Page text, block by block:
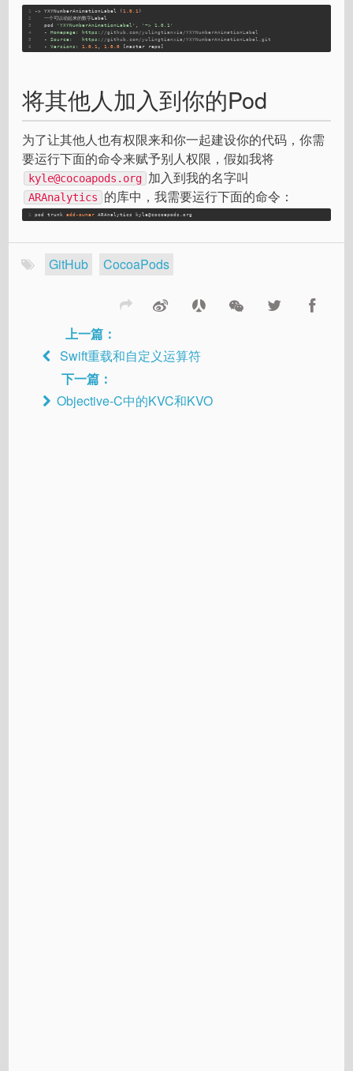
1
2
3
4
5
6
-> YXYNumberAnimationLabel (1.0 .1 )
   一个可以动起来的数字Label
   pod
'YXYNumberAnimationLabel'
'~> 1.0.1'
   -
Homepage: https: //github.com/yulingtianxia/YXYNumberAnimationLabel
   -
Source: https: //github.com/yulingtianxia/YXYNumberAnimationLabel.git
   -
Versions: 1.0 .1 , 1.0 .0 [master repo]
将其他人加入到你的Pod
为了让其他人也有权限来和你一起建设你的代码，你需
要运行下面的命令来赋予别人权限，假如我将
kyle@cocoapods.org 加入到我的名字叫
ARAnalytics 的库中，我需要运行下面的命令：
1 pod trunk add-owner ARAnalytics kyle@cocoapods.org
GitHub CocoaPods
上一篇：
Swift重载和自定义运算符
下一篇：
Objective-C中的KVC和KVO